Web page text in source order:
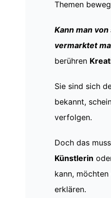
Themen
Kann man
vermarktet
berühren
Sie sind sich
bekannt,
verfolgen.
Doch das
Künstlerin
kann,
erklären.